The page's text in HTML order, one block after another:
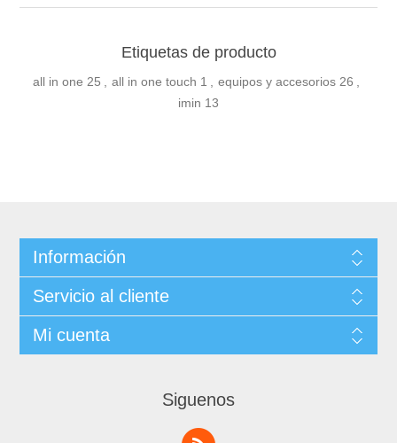
Etiquetas de producto
all in one 25 , all in one touch 1 , equipos y accesorios 26 ,
imin 13
Información
Servicio al cliente
Mi cuenta
Siguenos